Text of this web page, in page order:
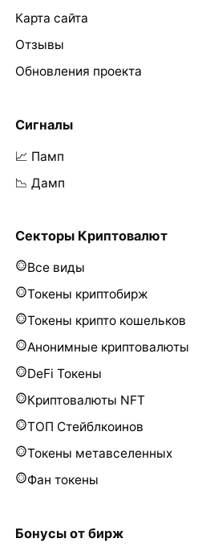
Карта сайта
Отзывы
Обновления проекта
Сигналы
📈 Памп
📉 Дамп
Секторы Криптовалют
Все виды
Токены криптобирж
Токены крипто кошельков
Анонимные криптовалюты
DeFi Токены
Криптовалюты NFT
ТОП Стейблкоинов
Токены метавселенных
Фан токены
Бонусы от бирж